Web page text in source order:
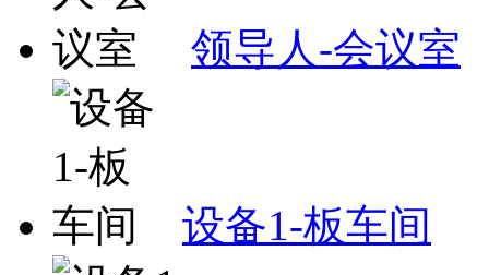
领导人-会议室
设备1-板车间